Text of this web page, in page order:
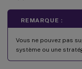
REMARQUE :
Vous ne pouvez pas
système ou une